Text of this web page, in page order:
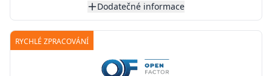
Dodatečné informace
RYCHLÉ ZPRACOVÁNÍ